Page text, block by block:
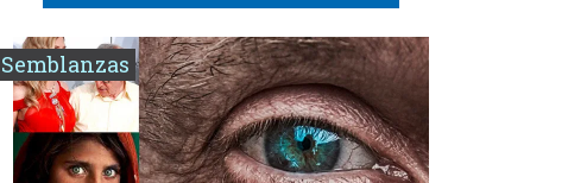
Semblanzas